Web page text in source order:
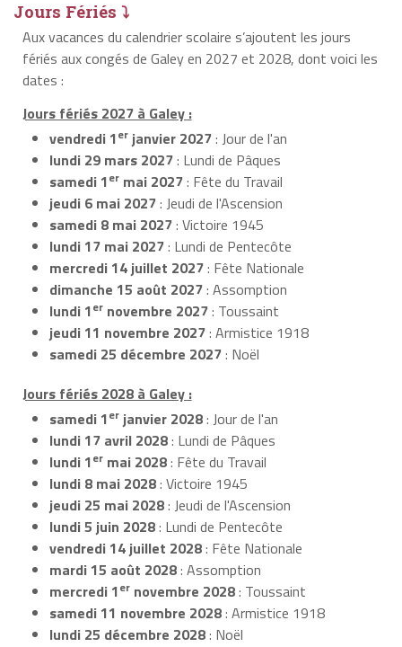
Jours Fériés ⤵
Aux vacances du calendrier scolaire s’ajoutent les jours
fériés aux congés de Galey en 2027 et 2028, dont voici les
dates :
Jours fériés 2027 à Galey :
vendredi 1er janvier 2027: Jour de l'an
lundi 29 mars 2027: Lundi de Pâques
samedi 1er mai 2027: Fête du Travail
jeudi 6 mai 2027: Jeudi de l'Ascension
samedi 8 mai 2027: Victoire 1945
lundi 17 mai 2027: Lundi de Pentecôte
mercredi 14 juillet 2027: Fête Nationale
dimanche 15 août 2027: Assomption
lundi 1er novembre 2027: Toussaint
jeudi 11 novembre 2027: Armistice 1918
samedi 25 décembre 2027: Noël
Jours fériés 2028 à Galey :
samedi 1er janvier 2028: Jour de l'an
lundi 17 avril 2028: Lundi de Pâques
lundi 1er mai 2028: Fête du Travail
lundi 8 mai 2028: Victoire 1945
jeudi 25 mai 2028: Jeudi de l'Ascension
lundi 5 juin 2028: Lundi de Pentecôte
vendredi 14 juillet 2028: Fête Nationale
mardi 15 août 2028: Assomption
mercredi 1er novembre 2028: Toussaint
samedi 11 novembre 2028: Armistice 1918
lundi 25 décembre 2028: Noël